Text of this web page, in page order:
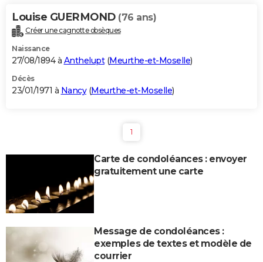
Louise GUERMOND (76 ans)
Créer une cagnotte obsèques
Naissance
27/08/1894 à Anthelupt(Meurthe-et-Moselle)
Décès
23/01/1971 à Nancy(Meurthe-et-Moselle)
1
Carte de condoléances : envoyer
gratuitement une carte
Message de condoléances :
exemples de textes et modèle de
courrier